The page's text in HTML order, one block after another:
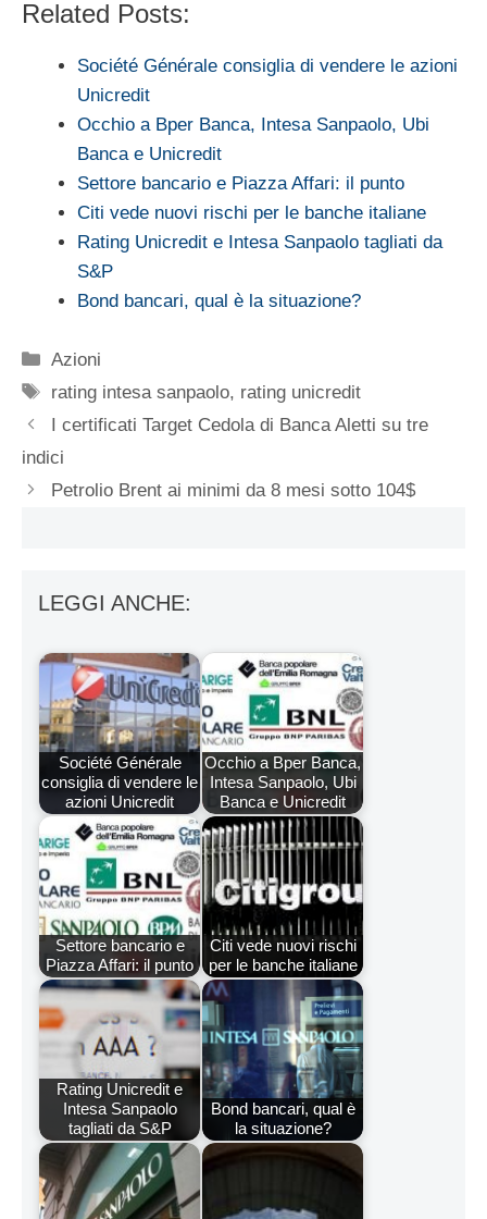
Related Posts:
Société Générale consiglia di vendere le azioni
Unicredit
Occhio a Bper Banca, Intesa Sanpaolo, Ubi
Banca e Unicredit
Settore bancario e Piazza Affari: il punto
Citi vede nuovi rischi per le banche italiane
Rating Unicredit e Intesa Sanpaolo tagliati da
S&P
Bond bancari, qual è la situazione?
Categorie
Azioni
Tag
rating intesa sanpaolo, rating unicredit
I certificati Target Cedola di Banca Aletti su tre
indici
Petrolio Brent ai minimi da 8 mesi sotto 104$
LEGGI ANCHE:
Société Générale
consiglia di vendere le
azioni Unicredit
Occhio a Bper Banca,
Intesa Sanpaolo, Ubi
Banca e Unicredit
Settore bancario e
Piazza Affari: il punto
Citi vede nuovi rischi
per le banche italiane
Rating Unicredit e
Intesa Sanpaolo
tagliati da S&P
Bond bancari, qual è
la situazione?